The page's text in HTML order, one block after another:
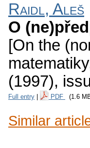
Raidl, Aleš
O
[On the
(1997),
Full entry PDF (1.6
Similar